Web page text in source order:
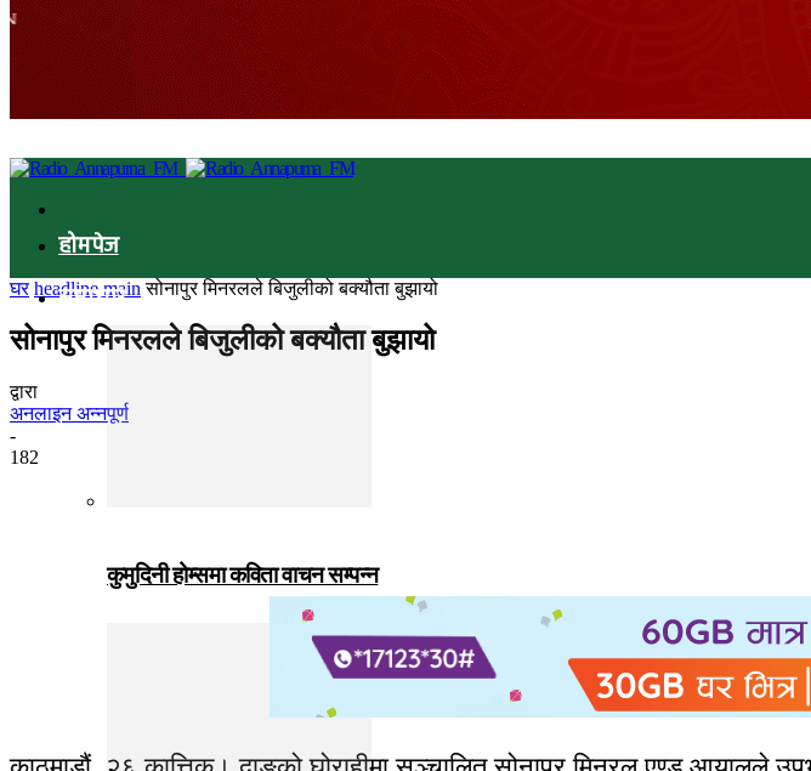
होमपेज
समाचार
कुमुदिनी होम्समा कविता वाचन सम्पन्न
घर headline main सोनापुर मिनरलले बिजुलीको बक्यौता बुझायो
सोनापुर मिनरलले बिजुलीको बक्यौता बुझायो
द्वारा
अनलाइन अन्नपूर्ण
-
182